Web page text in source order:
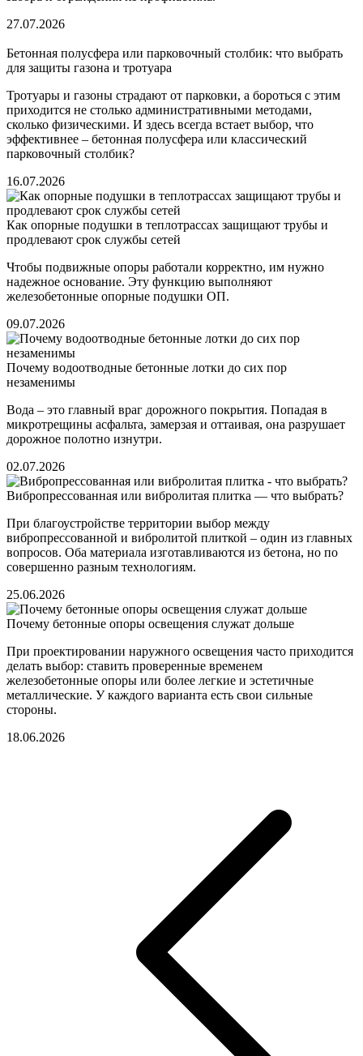
27.07.2026
Бетонная полусфера или парковочный столбик: что выбрать
для защиты газона и тротуара
Тротуары и газоны страдают от парковки, а бороться с этим
приходится не столько административными методами,
сколько физическими. И здесь всегда встает выбор, что
эффективнее – бетонная полусфера или классический
парковочный столбик?
16.07.2026
Как опорные подушки в теплотрассах защищают трубы и
продлевают срок службы сетей
Чтобы подвижные опоры работали корректно, им нужно
надежное основание. Эту функцию выполняют
железобетонные опорные подушки ОП.
09.07.2026
Почему водоотводные бетонные лотки до сих пор
незаменимы
Вода – это главный враг дорожного покрытия. Попадая в
микротрещины асфальта, замерзая и оттаивая, она разрушает
дорожное полотно изнутри.
02.07.2026
Вибропрессованная или вибролитая плитка — что выбрать?
При благоустройстве территории выбор между
вибропрессованной и вибролитой плиткой – один из главных
вопросов. Оба материала изготавливаются из бетона, но по
совершенно разным технологиям.
25.06.2026
Почему бетонные опоры освещения служат дольше
При проектировании наружного освещения часто приходится
делать выбор: ставить проверенные временем
железобетонные опоры или более легкие и эстетичные
металлические. У каждого варианта есть свои сильные
стороны.
18.06.2026